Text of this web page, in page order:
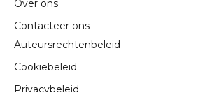
Over ons
Contacteer ons
Auteursrechtenbeleid
Cookiebeleid
Privacybeleid